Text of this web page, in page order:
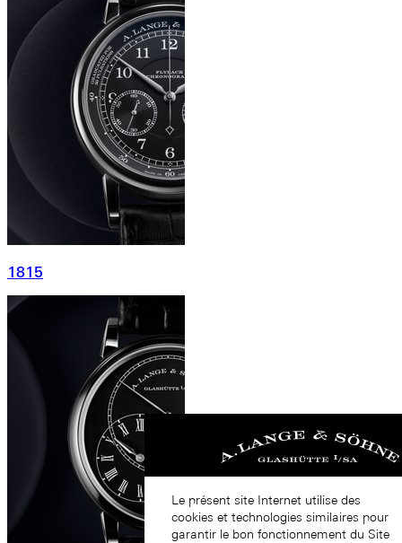
1815
Le présent site Internet utilise des
cookies et technologies similaires pour
garantir le bon fonctionnement du Site